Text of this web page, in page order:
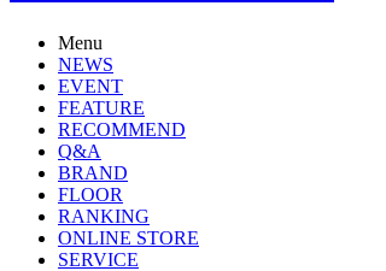
Menu
NEWS
EVENT
FEATURE
RECOMMEND
Q&A
BRAND
FLOOR
RANKING
ONLINE STORE
SERVICE